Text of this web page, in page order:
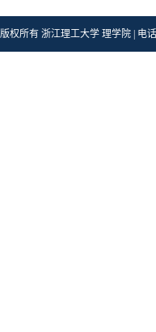
版权所有 浙江理工大学 理学院 | 电